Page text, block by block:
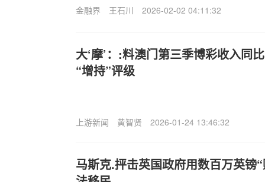
金融界 王石川 2026-02-02 04:11:32
大‘摩’：:料澳门第三季博彩收入同
“增持”评级
上游新闻 黄智贤 2026-01-24 13:46:32
马斯克.抨击英国政府用数百万英镑